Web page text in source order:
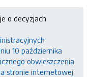
o decyzjach
10 października
obwieszczenia
stronie internetowej